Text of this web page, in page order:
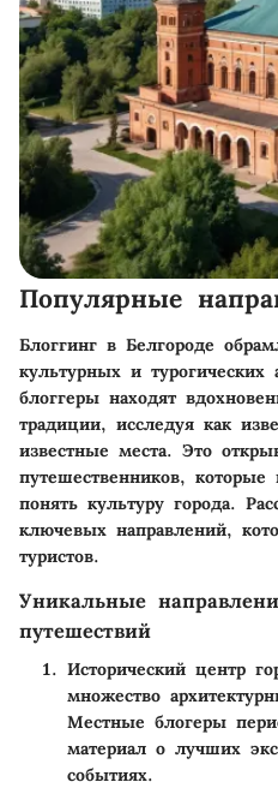
Популярные
Блоггинг в Белгороде
культурных и турогических
блоггеры находят
традиции, исследуя как
известные места. Это
путешественников,
понять культуру города.
ключевых направлений,
туристов.
Уникальные
путешествий
Исторический центр
множество
Местные блогеры
материал о лучших
событиях.